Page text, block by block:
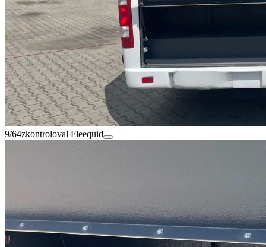
9/64zkontroloval Fleequid